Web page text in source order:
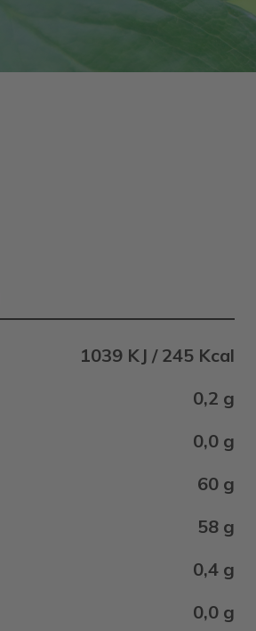
1039 KJ / 245 Kcal
0,2 g
0,0 g
60 g
58 g
0,4 g
0,0 g